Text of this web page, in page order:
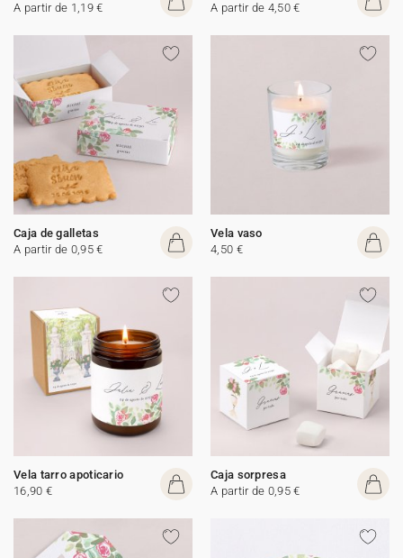
A partir de 1,19 €
A partir de 4,50 €
Caja de galletas
A partir de 0,95 €
Vela vaso
4,50 €
Vela tarro apoticario
16,90 €
Caja sorpresa
A partir de 0,95 €